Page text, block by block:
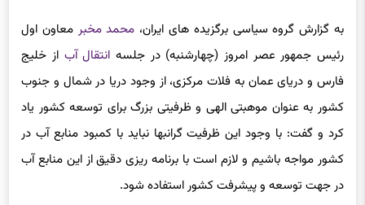
به گزارش گروه سیاسی برگزیده های ایران، محمد مخبر معاون اول
رئیس جمهور عصر امروز (چهارشنبه) در جلسه انتقال آب از خلیج
فارس و دریای عمان به فلات مرکزی، از وجود دریا در شمال و جنوب
کشور به عنوان موهبتی الهی و ظرفیتی بزرگ برای توسعه کشور یاد
کرد و گفت: با وجود این ظرفیت گرانبها نباید با کمبود منابع آب در
کشور مواجه باشیم و لازم است با برنامه ریزی دقیق از این منابع آب
در جهت توسعه و پیشرفت کشور استفاده شود.